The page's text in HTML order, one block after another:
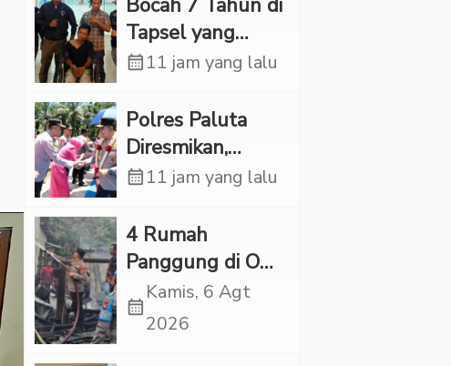
Rp6,7 Miliar
Tapsel yang
Ditemukan
Ternyata Korban
Kekerasan
Seksual
calendar_month11 jam yang lalu
Polres Paluta
Diresmikan,
Begini
Kapolres Tapsel
calendar_month11 jam yang lalu
‎4 Rumah
Panggung di OKI
Ludes Terbakar,
Kerugian Capai
calendar_month
Kamis, 6 Agt
2026